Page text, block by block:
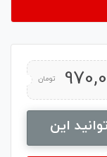
تومان
این